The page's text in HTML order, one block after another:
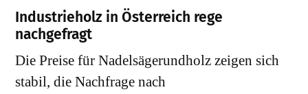
Industrieholz in Österreich rege
nachgefragt
Die Preise für Nadelsägerundholz zeigen sich
stabil, die Nachfrage nach